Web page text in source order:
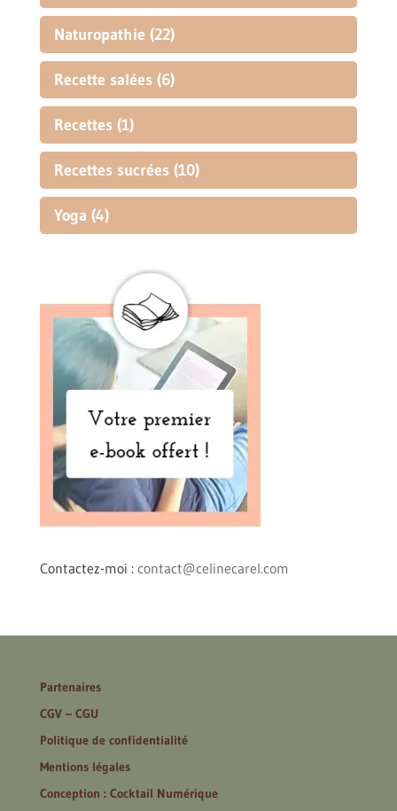
Naturopathie (22)
Recette salées(6)
Recettes(1)
Recettes sucrées(10)
Yoga (4)
Contactez-moi : contact@celinecarel.com
Partenaires
CGV – CGU
Politique de confidentialité
Mentions légales
Conception : Cocktail Numérique